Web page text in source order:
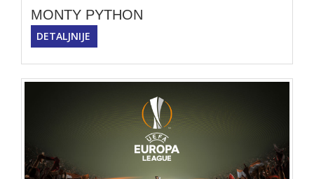
MONTY PYTHON
DETALJNIJE